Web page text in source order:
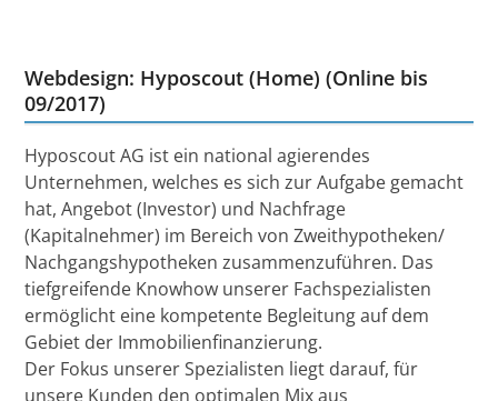
Webdesign: Hyposcout (Home) (Online bis
09/2017)
Hyposcout AG ist ein national agierendes
Unternehmen, welches es sich zur Aufgabe gemacht
hat, Angebot (Investor) und Nachfrage
(Kapitalnehmer) im Bereich von Zweithypotheken/
Nachgangshypotheken zusammenzuführen. Das
tiefgreifende Knowhow unserer Fachspezialisten
ermöglicht eine kompetente Begleitung auf dem
Gebiet der Immobilienfinanzierung.
Der Fokus unserer Spezialisten liegt darauf, für
unsere Kunden den optimalen Mix aus